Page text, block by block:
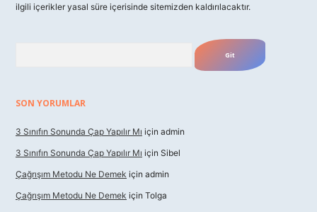
ilgili içerikler yasal süre içerisinde sitemizden kaldırılacaktır.
SON YORUMLAR
3 Sınıfın Sonunda Çap Yapılır Mı için admin
3 Sınıfın Sonunda Çap Yapılır Mı için Sibel
Çağrışım Metodu Ne Demek için admin
Çağrışım Metodu Ne Demek için Tolga